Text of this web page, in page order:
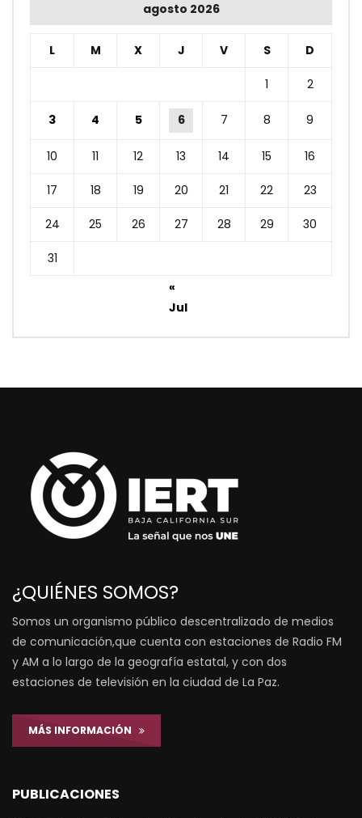
agosto 2026
L M X J V S D
1 2
3 4 5 6 7 8 9
10 11 12 13 14 15 16
17 18 19 20 21 22 23
24 25 26 27 28 29 30
31
«
Jul
¿QUIÉNES SOMOS?
Somos un organismo público descentralizado de medios
de comunicación,que cuenta con estaciones de Radio FM
y AM a lo largo de la geografía estatal, y con dos
estaciones de televisión en la ciudad de La Paz.
MÁS INFORMACIÓN
PUBLICACIONES